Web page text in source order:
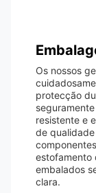
Os nossos
protecção
resistente e
de
estofamento
embalados
clara.